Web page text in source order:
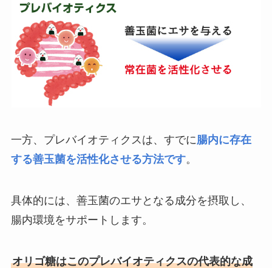
一方、プレバイオティクスは、すでに腸内に存在
する善玉菌を活性化させる方法です。
具体的には、善玉菌のエサとなる成分を摂取し、
腸内環境をサポートします。
オリゴ糖はこのプレバイオティクスの代表的な成